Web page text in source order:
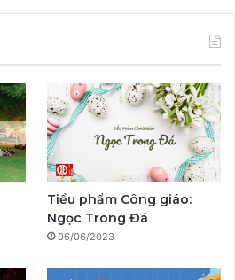
u
b
e
a
g
r
a
a
g
r
a
m
o
k
Tiểu phẩm Công giáo:
Ngọc Trong Đá
06/06/2023